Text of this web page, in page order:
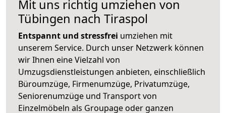
Mit uns richtig umziehen von
Tübingen nach Tiraspol
Entspannt und stressfrei umziehen mit
unserem Service. Durch unser Netzwerk können
wir Ihnen eine Vielzahl von
Umzugsdienstleistungen anbieten, einschließlich
Büroumzüge, Firmenumzüge, Privatumzüge,
Seniorenumzüge und Transport von
Einzelmöbeln als Groupage oder ganzen